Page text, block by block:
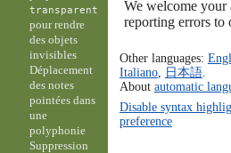
We welcome your
reporting errors to
Other languages:
Italiano, 日本語.
About automatic
Disable syntax
preference
transparent
pour rendre
des objets
invisibles
Déplacement
des notes
pointées dans
une
polyphonie
Suppression